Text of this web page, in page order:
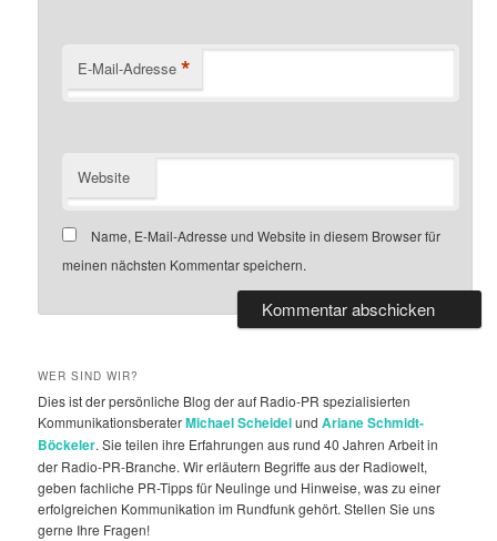
E-Mail-Adresse *
Website
Name, E-Mail-Adresse und Website in diesem Browser für
meinen nächsten Kommentar speichern.
WER SIND WIR?
Dies ist der persönliche Blog der auf Radio-PR spezialisierten
KommunikationsberaterMichael ScheidelundAriane Schmidt-
Böckeler. Sie teilen ihre Erfahrungen aus rund 40 Jahren Arbeit in
der Radio-PR-Branche. Wir erläutern Begriffe aus der Radiowelt,
geben fachliche PR-Tipps für Neulinge und Hinweise, was zu einer
erfolgreichen Kommunikation im Rundfunk gehört. Stellen Sie uns
gerne Ihre Fragen!